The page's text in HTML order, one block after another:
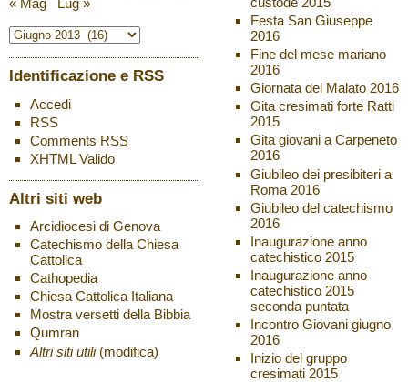
Identificazione e RSS
Accedi
RSS
Comments RSS
XHTMLValido
Altri siti web
Arcidiocesi di Genova
Catechismo della Chiesa
Cattolica
Cathopedia
Chiesa Cattolica Italiana
Mostra versetti della Bibbia
Qumran
Altri siti utili (modifica)
Festa San Giuseppe
2016
Fine del mese mariano
2016
Giornata del Malato 2016
Gita cresimati forte Ratti
2015
Gita giovani a Carpeneto
2016
Giubileo dei presibiteri a
Roma 2016
Giubileo del catechismo
2016
Inaugurazione anno
catechistico 2015
Inaugurazione anno
catechistico 2015
seconda puntata
Incontro Giovani giugno
2016
Inizio del gruppo
cresimati 2015